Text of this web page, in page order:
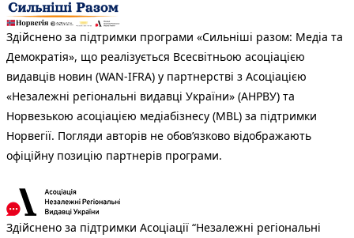
Здійснено за підтримки програми «Сильніші разом: Медіа та
Демократія», що реалізується Всесвітньою асоціацією
видавців новин (WAN-IFRA) у партнерстві з Асоціацією
«Незалежні регіональні видавці України» (АНРВУ) та
Норвезькою асоціацією медіабізнесу (MBL) за підтримки
Норвегії. Погляди авторів не обов’язково відображають
офіційну позицію партнерів програми.
Здійснено за підтримки Асоціації “Незалежні регіональні